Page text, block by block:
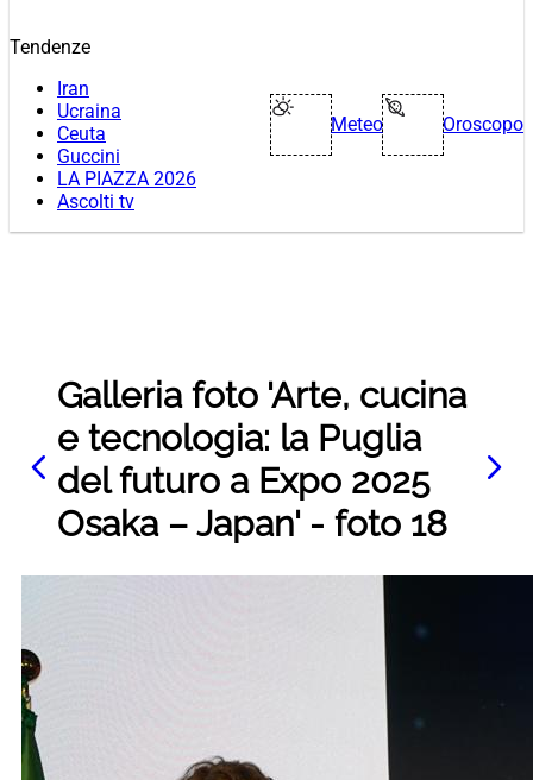
Tendenze
Iran
Ucraina
Ceuta
Guccini
LA PIAZZA 2026
Ascolti tv
Meteo Oroscopo
Galleria foto 'Arte, cucina
e tecnologia: la Puglia
del futuro a Expo 2025
Osaka – Japan' - foto 18